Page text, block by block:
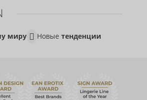
миру Новые тенденции